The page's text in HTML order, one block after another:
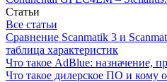
Статьи
Все статьи
Сравнение Scanmatik 3 и
таблица характеристик
Что такое AdBlue: назначение,
Что такое дилерское ПО и кому